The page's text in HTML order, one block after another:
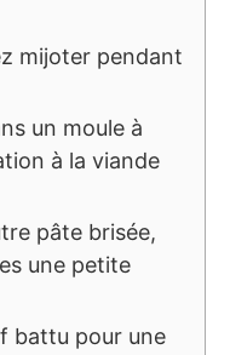
mijoter pendant
un moule à
à la viande
pâte brisée,
une petite
battu pour une